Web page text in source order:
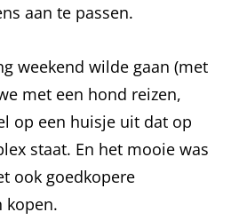
aan te passen.
weekend wilde gaan (met
met een hond reizen,
op een huisje uit dat op
staat. En het mooie was
ook goedkopere
kopen.